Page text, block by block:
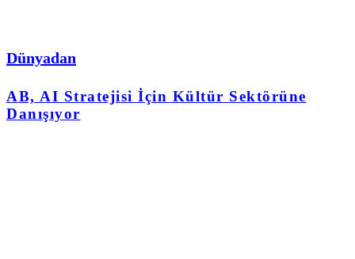
Dünyadan
AB, AI Stratejisi İçin Kültür Sektörüne
Danışıyor